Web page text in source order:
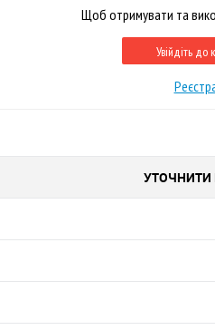
Щоб отримувати та
Увійдіть до
УТОЧНИТИ